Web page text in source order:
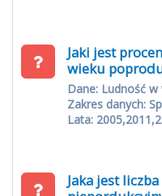
Jaki jest
wieku
Dane: Ludność
Zakres danych:
Lata:
Jaka jest